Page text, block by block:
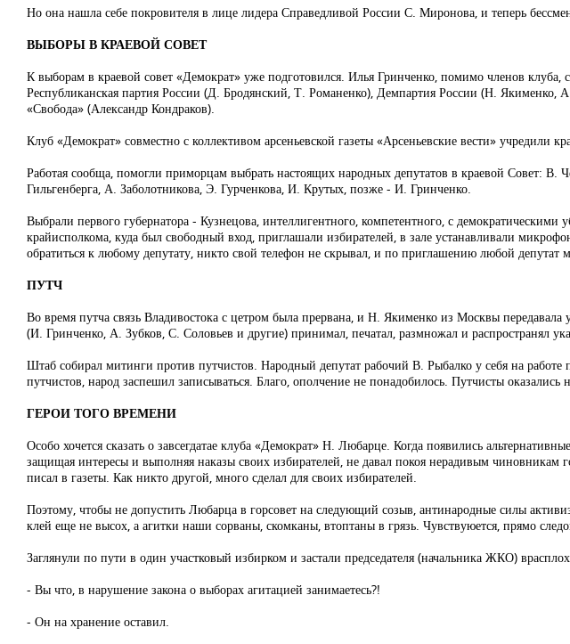
Но она нашла себе покровителя в лице лидера Справедливой России С. Миронова, и теперь
ВЫБОРЫ В КРАЕВОЙ СОВЕТ
К выборам в краевой совет «Демократ» уже подготовился. Илья Гринченко, помимо членов
Республиканская партия России (Д. Бродянский, Т. Романенко), Демпартия России (Н. Якименко,
«Свобода» (Александр Кондраков).
Клуб «Демократ» совместно с коллективом арсеньевской газеты «Арсеньевские вести» учредили
Работая сообща, помогли приморцам выбрать настоящих народных депутатов в краевой Совет:
Гильгенберга, А. Заболотникова, Э. Гурченкова, И. Крутых, позже - И. Гринченко.
Выбрали первого губернатора - Кузнецова, интеллигентного, компетентного, с
крайисполкома, куда был свободный вход, приглашали избирателей, в зале устанавливали
обратиться к любому депутату, никто свой телефон не скрывал, и по приглашению любой депутат
ПУТЧ
Во время путча связь Владивостока с цетром была прервана, и Н. Якименко из Москвы
(И. Гринченко, А. Зубков, С. Соловьев и другие) принимал, печатал, размножал и распространял
Штаб собирал митинги против путчистов. Народный депутат рабочий В. Рыбалко у себя на
путчистов, народ заспешил записываться. Благо, ополчение не понадобилось. Путчисты
ГЕРОИ ТОГО ВРЕМЕНИ
Особо хочется сказать о завсегдатае клуба «Демократ» Н. Любарце. Когда появились
защищая интересы и выполняя наказы своих избирателей, не давал покоя нерадивым
писал в газеты. Как никто другой, много сделал для своих избирателей.
Поэтому, чтобы не допустить Любарца в горсовет на следующий созыв, антинародные силы
клей еще не высох, а агитки наши сорваны, скомканы, втоптаны в грязь. Чувствуюется, прямо
Заглянули по пути в один участковый избирком и застали председателя (начальника ЖКО)
- Вы что, в нарушение закона о выборах агитацией занимаетесь?!
- Он на хранение оставил.